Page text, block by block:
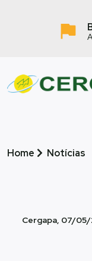
Home Notícias
Cergapa, 07/